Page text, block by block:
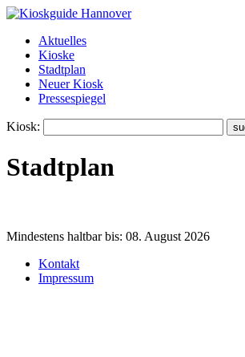
Aktuelles
Kioske
Stadtplan
Neuer Kiosk
Pressespiegel
Kiosk:
Stadtplan
Mindestens haltbar bis: 08. August 2026
Kontakt
Impressum